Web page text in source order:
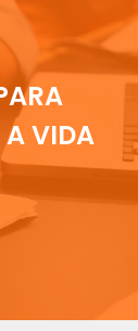
A VIDA